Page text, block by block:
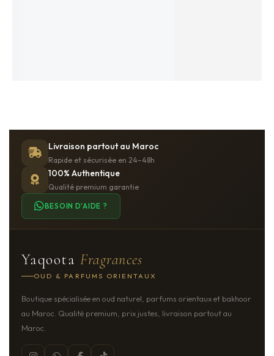
Livraison partout au Maroc
Rapide et sécurisée en 24–48h
100% Authentique
Qualité premium garantie
BESOIN D'AIDE ?
Yaqoota Fragrances
OUD & PARFUMS ORIENTAUX
Boutique spécialisée en oud naturel, parfums orientaux et bakhoor
au Maroc. Qualité premium, prix justes, livraison partout au
Maroc.